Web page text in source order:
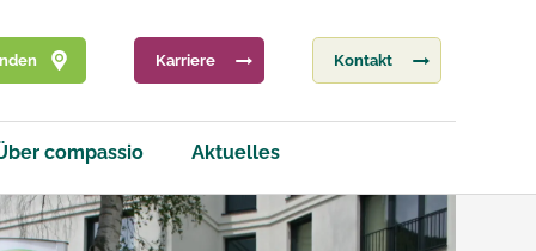
Karriere Kontakt
compassio Aktuelles